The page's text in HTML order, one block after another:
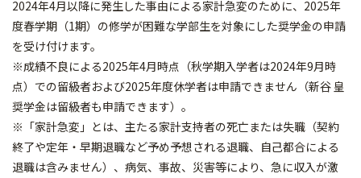
2024年4月以降に発生した事由による家計急変のために、2025年
度春学期（1期）の修学が困難な学部生を対象にした奨学金の申請
を受け付けます。
※成績不良による2025年4月時点（秋学期入学者は2024年9月時
点）での留級者および2025年度休学者は申請できません（新谷 皇
奨学金は留級者も申請できます）。
※「家計急変」とは、主たる家計支持者の死亡または失職（契約
終了や定年・早期退職など予め予想される退職、自己都合による
退職は含みません）、病気、事故、災害等により、急に収入が激